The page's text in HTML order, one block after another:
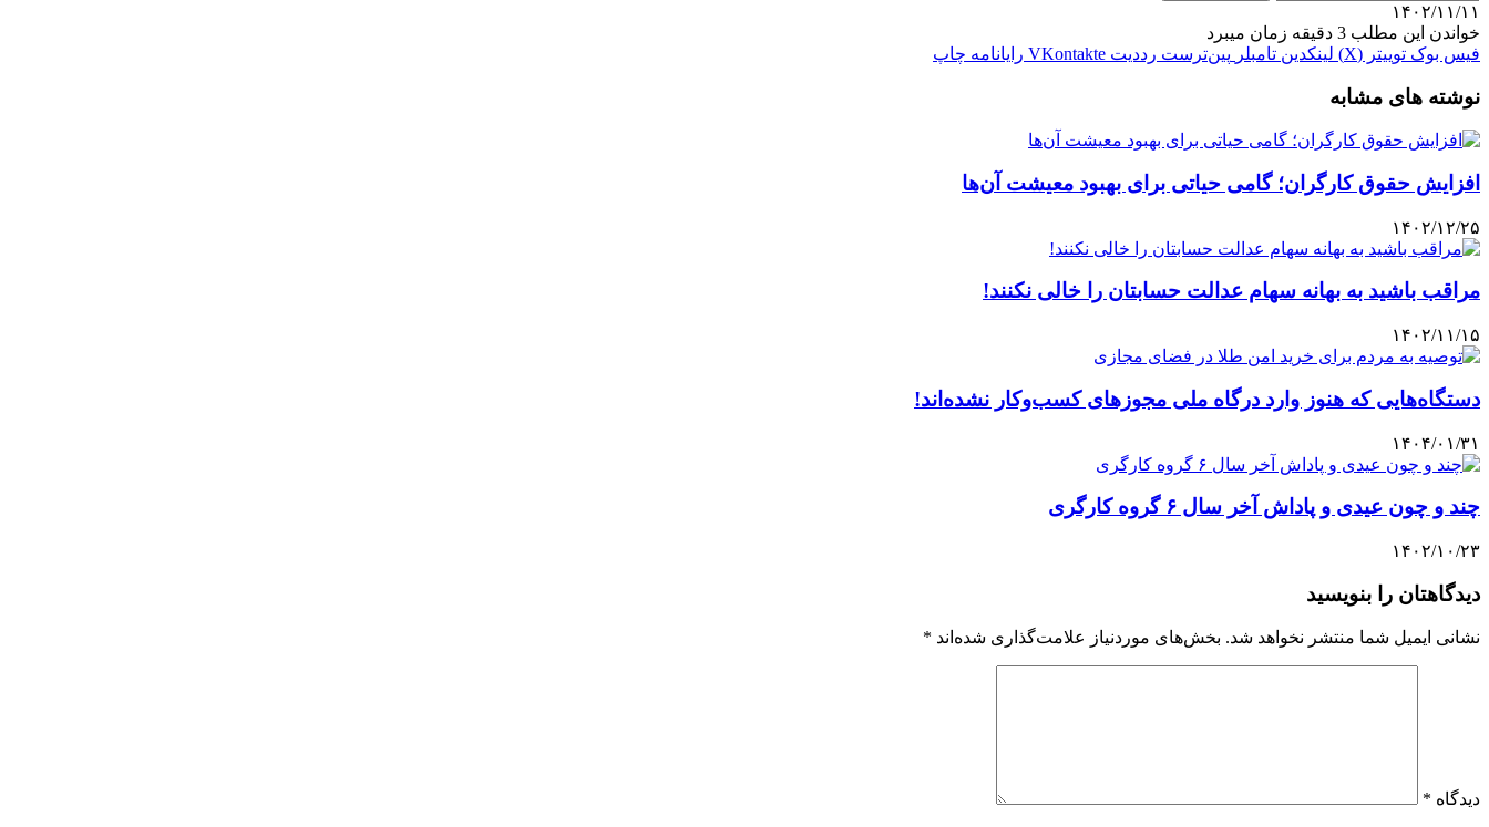
۱۴۰۲/۱۱/۱۱
خواندن این مطلب 3 دقیقه زمان میبرد
فیس بوک توییتر (X) لینکدین ‫تامبلر ‫پین‌ترست ‫رددیت ‫VKontakte رایانامه چاپ
نوشته های مشابه
افزایش حقوق کارگران؛ گامی حیاتی برای بهبود معیشت آن‌ها
۱۴۰۲/۱۲/۲۵
مراقب باشید به بهانه سهام عدالت حسابتان را خالی نکنند!
۱۴۰۲/۱۱/۱۵
دستگاه‌هایی که هنوز وارد درگاه ملی مجوزهای کسب‌وکار نشده‌اند!
۱۴۰۴/۰۱/۳۱
چند و چون عیدی و پاداش آخر سال ۶ گروه کارگری
۱۴۰۲/۱۰/۲۳
دیدگاهتان را بنویسید
نشانی ایمیل شما منتشر نخواهد شد. بخش‌های موردنیاز علامت‌گذاری شده‌اند *
دیدگاه *